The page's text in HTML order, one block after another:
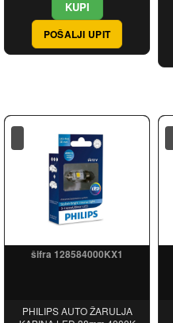
POŠALJI UPIT
šifra 128584000KX1
PHILIPS AUTO ŽARULJA